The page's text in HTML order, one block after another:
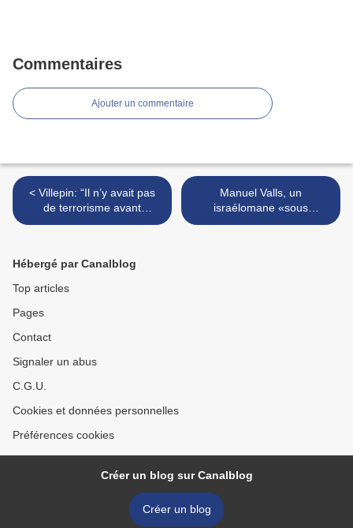
Commentaires
Ajouter un commentaire
< Villepin: “Il n’y avait pas
de terrorisme avant
l’intervention militaire
Manuel Valls, un
israélomane «sous
influence» ? >
Hébergé par Canalblog
Top articles
Pages
Contact
Signaler un abus
C.G.U.
Cookies et données personnelles
Préférences cookies
Créer un blog sur Canalblog
Créer un blog